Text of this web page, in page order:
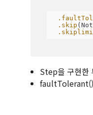
.skip
Step을 구현한
faultTolerant()